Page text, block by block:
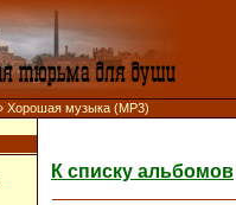
Хорошая музыка (MP3)
К списку альбомов